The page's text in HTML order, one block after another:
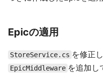
Epicの適用
StoreService.cs を修正
EpicMiddleware を追加し